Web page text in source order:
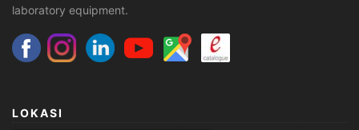
laboratory equipment.
LOKASI